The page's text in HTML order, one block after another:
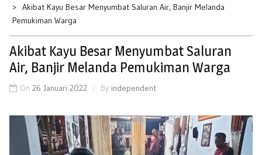
Akibat Kayu Besar Menyumbat Saluran Air, Banjir Melanda
Pemukiman Warga
Akibat Kayu Besar Menyumbat Saluran
Air, Banjir Melanda Pemukiman Warga
On 26 Januari 2022 By independent